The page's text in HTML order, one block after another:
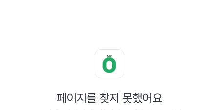
페이지를 찾지 못했어요